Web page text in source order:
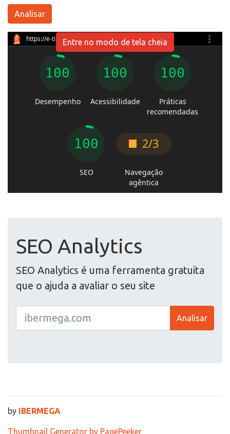
Analisar
Entre no modo de tela cheia
SEO Analytics
SEO Analytics é uma ferramenta gratuita
que o ajuda a avaliar o seu site
Analisar
by IBERMEGA
Thumbnail Generator by PagePeeker